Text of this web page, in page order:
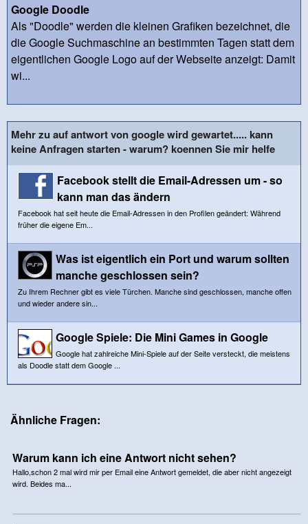
Google Doodle
Als "Doodle" werden die kleinen Grafiken bezeichnet, die
die Google Suchmaschine an bestimmten Tagen statt dem
eigentlichen Google Logo auf der Webseite anzeigt: Damit
wi...
Mehr zu auf antwort von google wird gewartet..... kann
keine Anfragen starten - warum? koennen Sie mir helfe
Facebook stellt die Email-Adressen um - so
kann man das ändern
Facebook hat seit heute die Email-Adressen in den Profilen geändert: Während
früher die eigene Em...
Was ist eigentlich ein Port und warum sollten
manche geschlossen sein?
Zu Ihrem Rechner gibt es viele Türchen. Manche sind geschlossen, manche offen
und wieder andere sin...
Google Spiele: Die Mini Games in Google
Google hat zahlreiche Mini-Spiele auf der Seite versteckt, die meistens
als Doodle statt dem Google ...
Ähnliche Fragen:
Warum kann ich eine Antwort nicht sehen?
Hallo,schon 2 mal wird mir per Email eine Antwort gemeldet, die aber nicht angezeigt
wird. Beides ma...